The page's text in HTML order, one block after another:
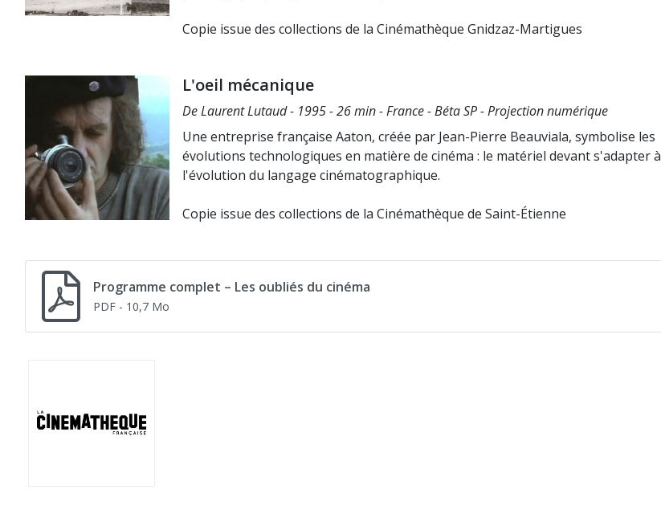
Copie issue des collections de la Cinémathèque Gnidzaz-Martigues
L'oeil mécanique
De Laurent Lutaud - 1995 - 26 min - France - Béta SP - Projection numérique
Une entreprise française Aaton, créée par Jean-Pierre Beauviala, symbolise les
évolutions technologiques en matière de cinéma : le matériel devant s'adapter à
l'évolution du langage cinématographique.
Copie issue des collections de la Cinémathèque de Saint-Étienne
Programme complet – Les oubliés du cinéma
PDF - 10,7 Mo